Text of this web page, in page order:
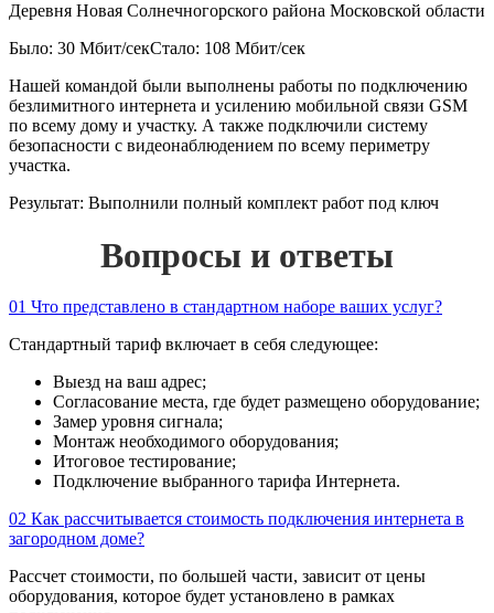
Деревня Новая Солнечногорского района Московской области
Было: 30 Мбит/секСтало: 108 Мбит/сек
Нашей командой были выполнены работы по подключению
безлимитного интернета и усилению мобильной связи GSM
по всему дому и участку. А также подключили систему
безопасности с видеонаблюдением по всему периметру
участка.
Результат: Выполнили полный комплект работ под ключ
Вопросы и ответы
01 Что представлено в стандартном наборе ваших услуг?
Стандартный тариф включает в себя следующее:
Выезд на ваш адрес;
Согласование места, где будет размещено оборудование;
Замер уровня сигнала;
Монтаж необходимого оборудования;
Итоговое тестирование;
Подключение выбранного тарифа Интернета.
02 Как рассчитывается стоимость подключения интернета в
загородном доме?
Рассчет стоимости, по большей части, зависит от цены
оборудования, которое будет установлено в рамках